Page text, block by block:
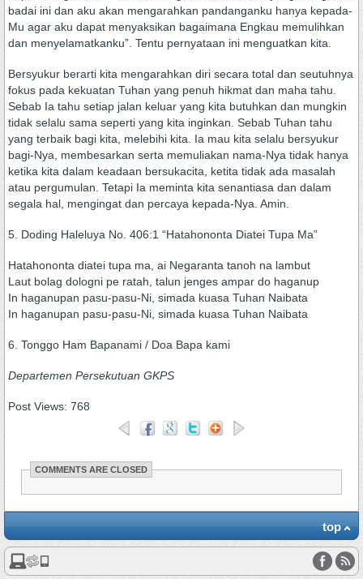
badai ini dan aku akan mengarahkan pandanganku hanya kepada-
Mu agar aku dapat menyaksikan bagaimana Engkau memulihkan
dan menyelamatkanku”. Tentu pernyataan ini menguatkan kita.
Bersyukur berarti kita mengarahkan diri secara total dan seutuhnya
fokus pada kekuatan Tuhan yang penuh hikmat dan maha tahu.
Sebab Ia tahu setiap jalan keluar yang kita butuhkan dan mungkin
tidak selalu sama seperti yang kita inginkan. Sebab Tuhan tahu
yang terbaik bagi kita, melebihi kita. Ia mau kita selalu bersyukur
bagi-Nya, membesarkan serta memuliakan nama-Nya tidak hanya
ketika kita dalam keadaan bersukacita, ketita tidak ada masalah
atau pergumulan. Tetapi Ia meminta kita senantiasa dan dalam
segala hal, mengingat dan percaya kepada-Nya. Amin.
5. Doding Haleluya No. 406:1 “Hatahononta Diatei Tupa Ma”
Hatahononta diatei tupa ma, ai Negaranta tanoh na lambut
Laut bolag dologni pe ratah, talun jenges ampar do haganup
In haganupan pasu-pasu-Ni, simada kuasa Tuhan Naibata
In haganupan pasu-pasu-Ni, simada kuasa Tuhan Naibata
6. Tonggo Ham Bapanami / Doa Bapa kami
Departemen Persekutuan GKPS
Post Views: 768
COMMENTS ARE CLOSED
top